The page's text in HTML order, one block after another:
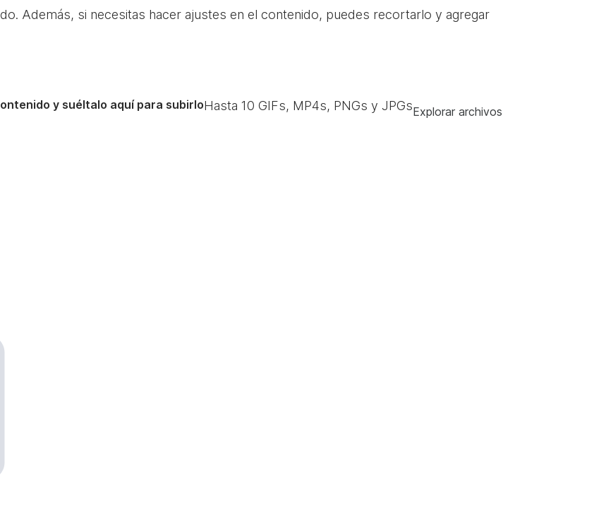
Además, si necesitas hacer ajustes en el contenido, puedes recortarlo y agregar
y suéltalo aquí para subirloHasta 10 GIFs, MP4s, PNGs y JPGsExplorar archivos